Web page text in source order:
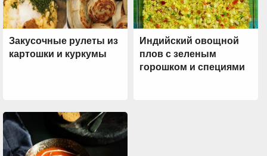
Закусочные рулеты из
картошки и куркумы
Индийский овощной
плов с зеленым
горошком и специями